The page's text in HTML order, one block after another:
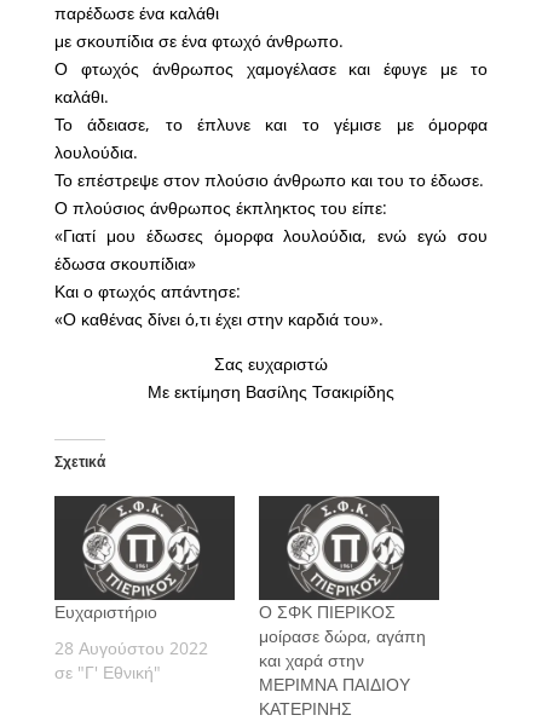
παρέδωσε ένα καλάθι
με σκουπίδια σε ένα φτωχό άνθρωπο.
Ο φτωχός άνθρωπος χαμογέλασε και έφυγε με το
καλάθι.
Το άδειασε, το έπλυνε και το γέμισε με όμορφα
λουλούδια.
Το επέστρεψε στον πλούσιο άνθρωπο και του το έδωσε.
Ο πλούσιος άνθρωπος έκπληκτος του είπε:
«Γιατί μου έδωσες όμορφα λουλούδια, ενώ εγώ σου
έδωσα σκουπίδια»
Και ο φτωχός απάντησε:
«Ο καθένας δίνει ό,τι έχει στην καρδιά του».
Σας ευχαριστώ
Με εκτίμηση Βασίλης Τσακιρίδης
Σχετικά
Ευχαριστήριο
28 Αυγούστου 2022
σε "Γ' Εθνική"
Ο ΣΦΚ ΠΙΕΡΙΚΟΣ
μοίρασε δώρα, αγάπη
και χαρά στην
ΜΕΡΙΜΝΑ ΠΑΙΔΙΟΥ
ΚΑΤΕΡΙΝΗΣ